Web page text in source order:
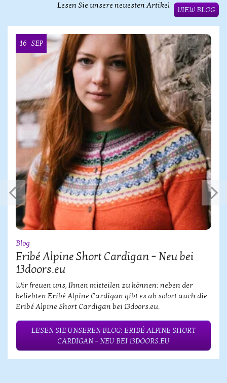
Lesen Sie unsere neuesten Artikel
VIEW BLOG
16 SEP
Blog
Eribé Alpine Short Cardigan – Neu bei
13doors.eu
Wir freuen uns, Ihnen mitteilen zu können: neben der
beliebten Eribé Alpine Cardigan gibt es ab sofort auch die
Eribé Alpine Short Cardigan bei 13doors.eu.
LESEN SIE UNSEREN BLOG: ERIBÉ ALPINE SHORT
CARDIGAN – NEU BEI 13DOORS.EU